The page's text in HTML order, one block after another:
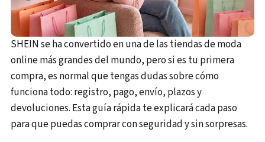
SHEIN se ha convertido en una de las tiendas de moda
online más grandes del mundo, pero si es tu primera
compra, es normal que tengas dudas sobre cómo
funciona todo: registro, pago, envío, plazos y
devoluciones. Esta guía rápida te explicará cada paso
para que puedas comprar con seguridad y sin sorpresas.